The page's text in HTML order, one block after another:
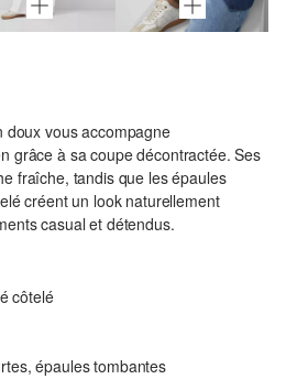
doux vous accompagne
grâce à sa coupe décontractée. Ses
fraîche, tandis que les épaules
créent un look naturellement
casual et détendus.
côtelé
épaules tombantes